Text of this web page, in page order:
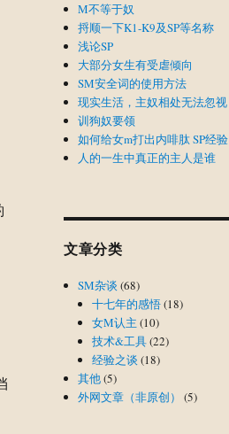
M不等于奴
捋顺一下K1-K9及SP等名称
浅论SP
大部分女生有受虐倾向
SM安全词的使用方法
现实生活，主奴相处无法忽视
训狗奴要领
如何给女m打出内啡肽 SP经验
人的一生中真正的主人是谁
文章分类
SM杂谈 (68)
十七年的感悟(18)
女M认主 (10)
技术&工具(22)
经验之谈 (18)
其他(5)
外网文章（非原创）
(5)